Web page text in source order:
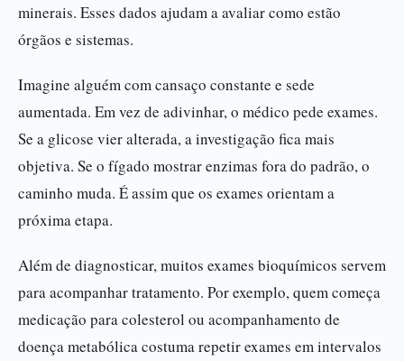
minerais. Esses dados ajudam a avaliar como estão
órgãos e sistemas.
Imagine alguém com cansaço constante e sede
aumentada. Em vez de adivinhar, o médico pede exames.
Se a glicose vier alterada, a investigação fica mais
objetiva. Se o fígado mostrar enzimas fora do padrão, o
caminho muda. É assim que os exames orientam a
próxima etapa.
Além de diagnosticar, muitos exames bioquímicos servem
para acompanhar tratamento. Por exemplo, quem começa
medicação para colesterol ou acompanhamento de
doença metabólica costuma repetir exames em intervalos